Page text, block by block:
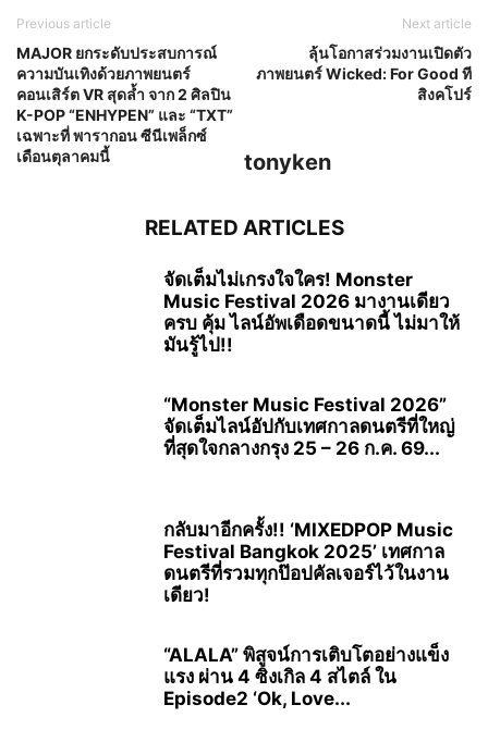
Previous article
MAJOR ยกระดับประสบการณ์
ความบันเทิงด้วยภาพยนตร์
คอนเสิร์ต VR สุดล้ำ จาก 2 ศิลปิน
K-POP “ENHYPEN” และ “TXT”
เฉพาะที่ พารากอน ซีนีเพล็กซ์
เดือนตุลาคมนี้
Next article
ลุ้นโอกาสร่วมงานเปิดตัว
ภาพยนตร์ Wicked: For Good ที
สิงคโปร์
tonyken
RELATED ARTICLES
จัดเต็มไม่เกรงใจใคร! Monster
Music Festival 2026 มางานเดียว
ครบ คุ้ม ไลน์อัพเดือดขนาดนี้ ไม่มาให้
มันรู้ไป!!
“Monster Music Festival 2026”
จัดเต็มไลน์อัปกับเทศกาลดนตรีที่ใหญ่
ที่สุดใจกลางกรุง 25 – 26 ก.ค. 69...
กลับมาอีกครั้ง!! ‘MIXEDPOP Music
Festival Bangkok 2025’ เทศกาล
ดนตรีที่รวมทุกป๊อปคัลเจอร์ไว้ในงาน
เดียว!
“ALALA” พิสูจน์การเติบโตอย่างแข็ง
แรง ผ่าน 4 ซิงเกิล 4 สไตล์ ใน
Episode2 ‘Ok, Love...